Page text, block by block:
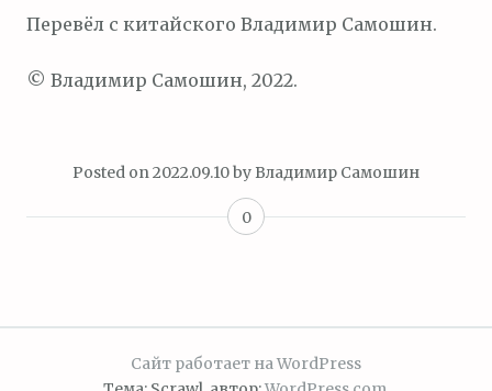
Перевёл с китайского Владимир Самошин.
© Владимир Самошин, 2022.
Posted on 2022.09.10by Владимир Самошин
0
Сайт работает на WordPress